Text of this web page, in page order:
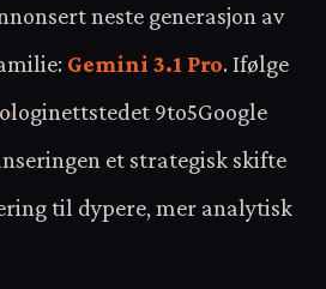
neste generasjon av
Gemini 3.1 Pro. Ifølge
9to5Google
et strategisk skifte
til dypere, mer analytisk